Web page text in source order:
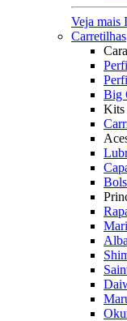
Veja mais
Carretilhas
Big
Kits